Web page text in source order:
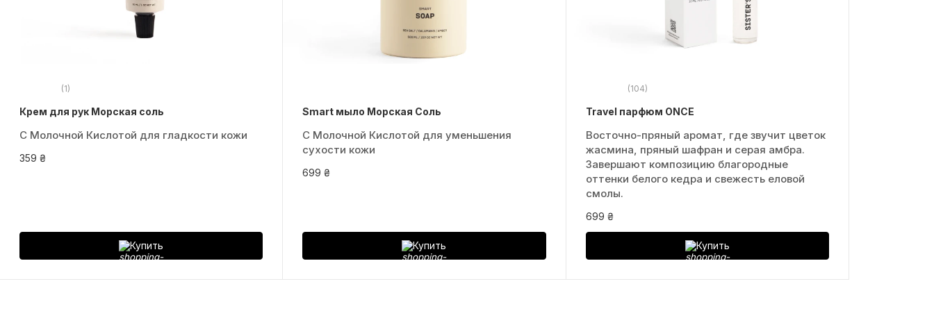
(1)
Крем для рук Морская соль
С Молочной Кислотой для гладкости кожи
359 ₴
Купить
Smart мыло Морская Соль
С Молочной Кислотой для уменьшения
сухости кожи
699 ₴
Купить
(104)
Travel парфюм ONCE
Восточно-пряный аромат, где звучит цветок
жасмина, пряный шафран и серая амбра.
Завершают композицию благородные
оттенки белого кедра и свежесть еловой
смолы.
699 ₴
Купить